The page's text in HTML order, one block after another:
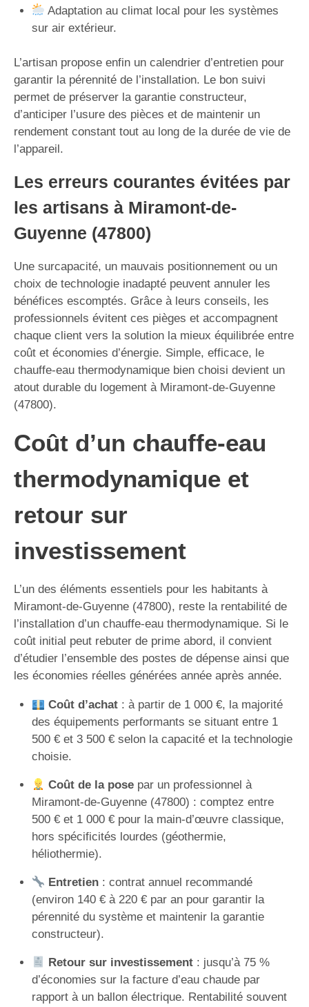
Adaptation au climat local pour les systèmes
sur air extérieur.
L’artisan propose enfin un calendrier d’entretien pour
garantir la pérennité de l’installation. Le bon suivi
permet de préserver la garantie constructeur,
d’anticiper l’usure des pièces et de maintenir un
rendement constant tout au long de la durée de vie de
l’appareil.
Les erreurs courantes évitées par
les artisans à Miramont-de-
Guyenne (47800)
Une surcapacité, un mauvais positionnement ou un
choix de technologie inadapté peuvent annuler les
bénéfices escomptés. Grâce à leurs conseils, les
professionnels évitent ces pièges et accompagnent
chaque client vers la solution la mieux équilibrée entre
coût et économies d’énergie. Simple, efficace, le
chauffe-eau thermodynamique bien choisi devient un
atout durable du logement à Miramont-de-Guyenne
(47800).
Coût d’un chauffe-eau
thermodynamique et
retour sur
investissement
L’un des éléments essentiels pour les habitants à
Miramont-de-Guyenne (47800), reste la rentabilité de
l’installation d’un chauffe-eau thermodynamique. Si le
coût initial peut rebuter de prime abord, il convient
d’étudier l’ensemble des postes de dépense ainsi que
les économies réelles générées année après année.
Coût d’achat: à partir de 1 000 €, la majorité
des équipements performants se situant entre 1
500 € et 3 500 € selon la capacité et la technologie
choisie.
Coût de la posepar un professionnel à
Miramont-de-Guyenne (47800) : comptez entre
500 € et 1 000 € pour la main-d’œuvre classique,
hors spécificités lourdes (géothermie,
héliothermie).
Entretien: contrat annuel recommandé
(environ 140 € à 220 € par an pour garantir la
pérennité du système et maintenir la garantie
constructeur).
Retour sur investissement: jusqu’à 75 %
d’économies sur la facture d’eau chaude par
rapport à un ballon électrique. Rentabilité souvent